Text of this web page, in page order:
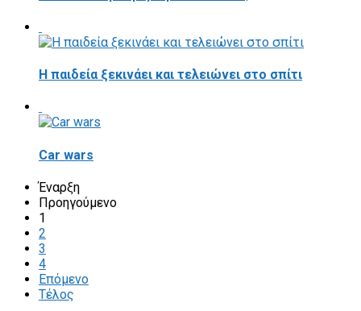
Η παιδεία ξεκινάει και τελειώνει στο σπίτι
Car wars
Έναρξη
Προηγούμενο
1
2
3
4
Επόμενο
Τέλος